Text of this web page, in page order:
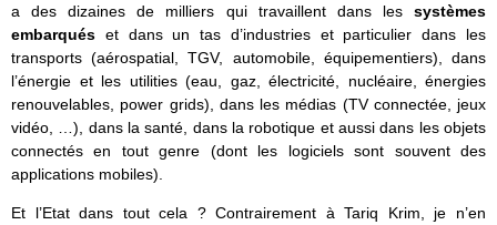
a des dizaines de milliers qui travaillent dans les systèmes
embarqués et dans un tas d’industries et particulier dans les
transports (aérospatial, TGV, automobile, équipementiers), dans
l’énergie et les utilities (eau, gaz, électricité, nucléaire, énergies
renouvelables, power grids), dans les médias (TV connectée, jeux
vidéo, …), dans la santé, dans la robotique et aussi dans les objets
connectés en tout genre (dont les logiciels sont souvent des
applications mobiles).
Et l’Etat dans tout cela ? Contrairement à Tariq Krim, je n’en